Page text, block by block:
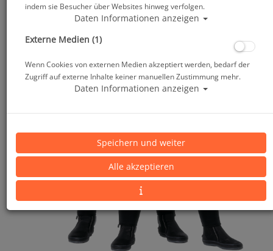
indem sie Besucher über Websites hinweg verfolgen.
Daten Informationen anzeigen
Externe Medien (1)
Wenn Cookies von externen Medien akzeptiert werden, bedarf der
Zugriff auf externe Inhalte keiner manuellen Zustimmung mehr.
Daten Informationen anzeigen
Speichern und weiter
Alle akzeptieren